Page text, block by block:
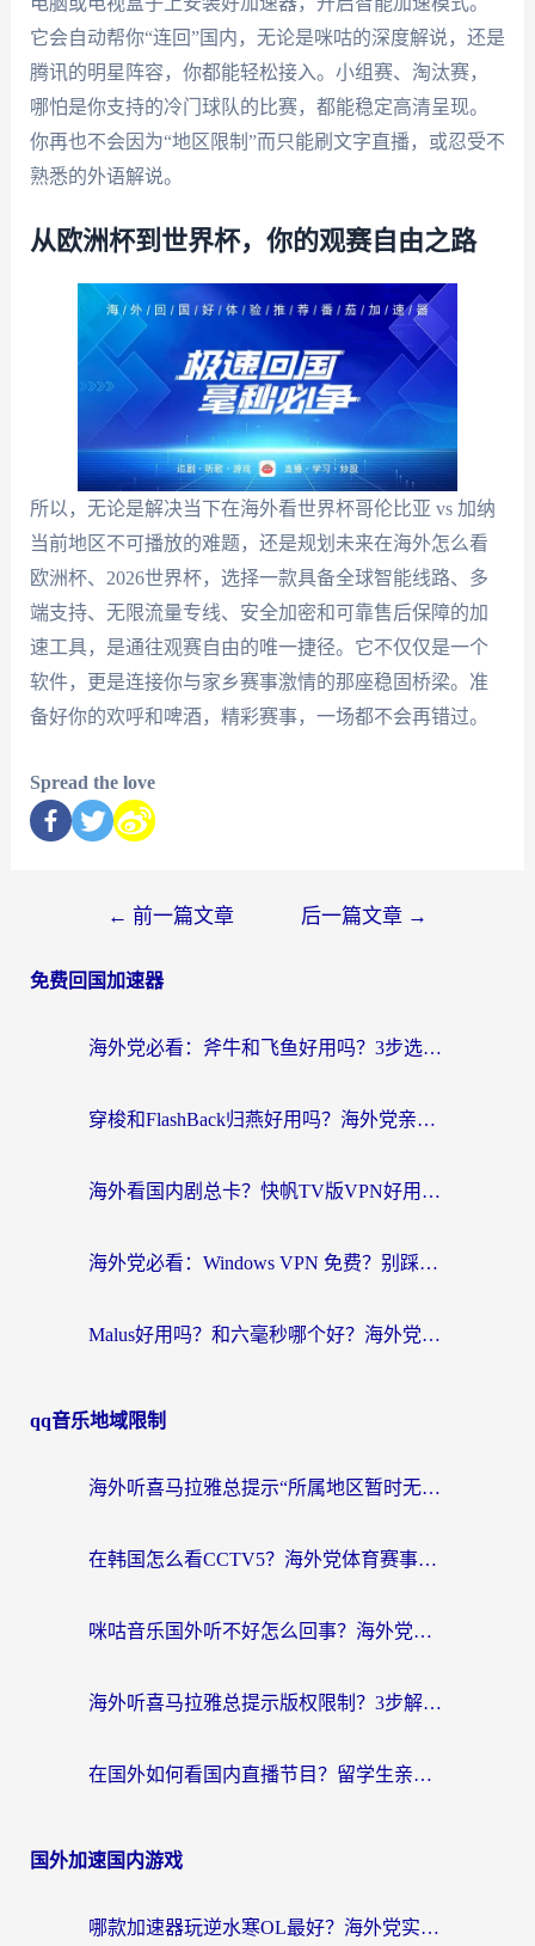
它会自动帮你“连回”国内，无论是咪咕的深度解说，还是
腾讯的明星阵容，你都能轻松接入。小组赛、淘汰赛，
哪怕是你支持的冷门球队的比赛，都能稳定高清呈现。
你再也不会因为“地区限制”而只能刷文字直播，或忍受不
熟悉的外语解说。
从欧洲杯到世界杯，你的观赛自由之路
所以，无论是解决当下在海外看世界杯哥伦比亚 vs 加纳
当前地区不可播放的难题，还是规划未来在海外怎么看
欧洲杯、2026世界杯，选择一款具备全球智能线路、多
端支持、无限流量专线、安全加密和可靠售后保障的加
速工具，是通往观赛自由的唯一捷径。它不仅仅是一个
软件，更是连接你与家乡赛事激情的那座稳固桥梁。准
备好你的欢呼和啤酒，精彩赛事，一场都不会再错过。
Spread the love
← 前一篇文章 后一篇文章 →
免费回国加速器
海外党必看：斧牛和飞鱼好用吗？3步选对回国加速器，无缝刷剧玩国服
穿梭和FlashBack归燕好用吗？海外党亲测3款热门回国加速器，教你选对不踩坑
海外看国内剧总卡？快帆TV版VPN好用吗？和快滚VPN对比哪个回国效果更好？
海外党必看：Windows VPN 免费？别踩坑！教你选对好用的国内加速器无缝回国
Malus好用吗？和六毫秒哪个好？海外党选回国加速器的避坑指南
qq音乐地域限制
海外听喜马拉雅总提示“所属地区暂时无版权”？这个限制解除方法亲测有效！
在韩国怎么看CCTV5？海外党体育赛事+中文解说观看终极指南
咪咕音乐国外听不好怎么回事？海外党听歌自由的终极解决方案来了
海外听喜马拉雅总提示版权限制？3步解决+2个音乐平台问题全攻略
在国外如何看国内直播节目？留学生亲测有效的追剧加速指南
国外加速国内游戏
哪款加速器玩逆水寒OL最好？海外党实测后的终极选择指南